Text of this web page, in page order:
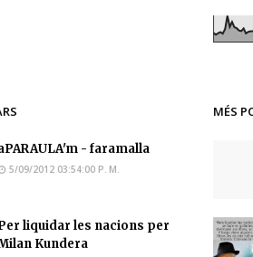
- faramalla
5/09/2012 03:54:00 P. M.
liquidar les nacions per
Kundera
MÉS